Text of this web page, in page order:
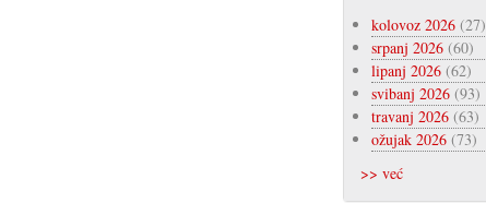
kolovoz 2026(27)
srpanj 2026(60)
lipanj 2026(62)
svibanj 2026(93)
travanj 2026(63)
ožujak 2026(73)
>> već